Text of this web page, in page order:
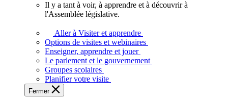
voir,
apprendre
et
à
Il y a tant à voir, à apprendre et à découvrir à
l'Assemblée législative.
Aller à Visiter et apprendre
Options de visites et webinaires
Enseigner, apprendre et jouer
Le parlement et le gouvernement
Groupes scolaires
Planifier votre visite
Fermer